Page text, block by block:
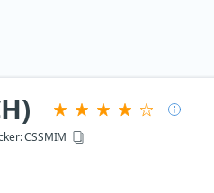
CSSMIM